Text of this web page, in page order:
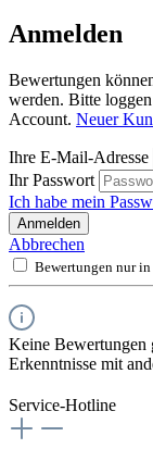
Anmelden
Bewertungen
werden. Bitte
Account. Neuer
Ihre E-Mail-Adresse
Ihr Passwort
Ich habe mein
Anmelden
Abbrechen
Bewertungen nur in
Keine Bewertungen
Erkenntnisse mit
Service-Hotline